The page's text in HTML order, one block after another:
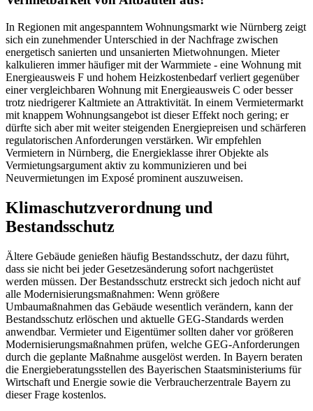
In Regionen mit angespanntem Wohnungsmarkt wie Nürnberg zeigt
sich ein zunehmender Unterschied in der Nachfrage zwischen
energetisch sanierten und unsanierten Mietwohnungen. Mieter
kalkulieren immer häufiger mit der Warmmiete - eine Wohnung mit
Energieausweis F und hohem Heizkostenbedarf verliert gegenüber
einer vergleichbaren Wohnung mit Energieausweis C oder besser
trotz niedrigerer Kaltmiete an Attraktivität. In einem Vermietermarkt
mit knappem Wohnungsangebot ist dieser Effekt noch gering; er
dürfte sich aber mit weiter steigenden Energiepreisen und schärferen
regulatorischen Anforderungen verstärken. Wir empfehlen
Vermietern in Nürnberg, die Energieklasse ihrer Objekte als
Vermietungsargument aktiv zu kommunizieren und bei
Neuvermietungen im Exposé prominent auszuweisen.
Klimaschutzverordnung und
Bestandsschutz
Ältere Gebäude genießen häufig Bestandsschutz, der dazu führt,
dass sie nicht bei jeder Gesetzesänderung sofort nachgerüstet
werden müssen. Der Bestandsschutz erstreckt sich jedoch nicht auf
alle Modernisierungsmaßnahmen: Wenn größere
Umbaumaßnahmen das Gebäude wesentlich verändern, kann der
Bestandsschutz erlöschen und aktuelle GEG-Standards werden
anwendbar. Vermieter und Eigentümer sollten daher vor größeren
Modernisierungsmaßnahmen prüfen, welche GEG-Anforderungen
durch die geplante Maßnahme ausgelöst werden. In Bayern beraten
die Energieberatungsstellen des Bayerischen Staatsministeriums für
Wirtschaft und Energie sowie die Verbraucherzentrale Bayern zu
dieser Frage kostenlos.